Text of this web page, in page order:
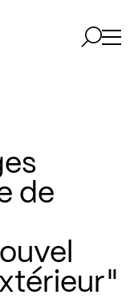
de